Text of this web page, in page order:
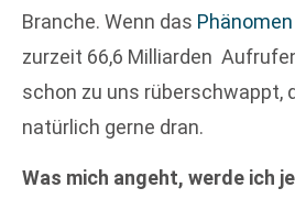
Branche. Wenn das
zurzeit 66,6 Milliarden
schon zu uns rüberschwappt,
natürlich gerne dran.
Was mich angeht, werde ich